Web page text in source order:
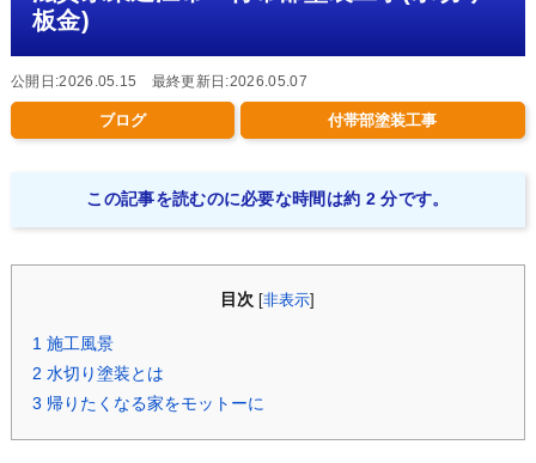
板金)
公開日:2026.05.15 最終更新日:2026.05.07
ブログ 付帯部塗装工事
この記事を読むのに必要な時間は約 2 分です。
目次 [非表示
1 施工風景
2 水切り塗装とは
3 帰りたくなる家をモットーに